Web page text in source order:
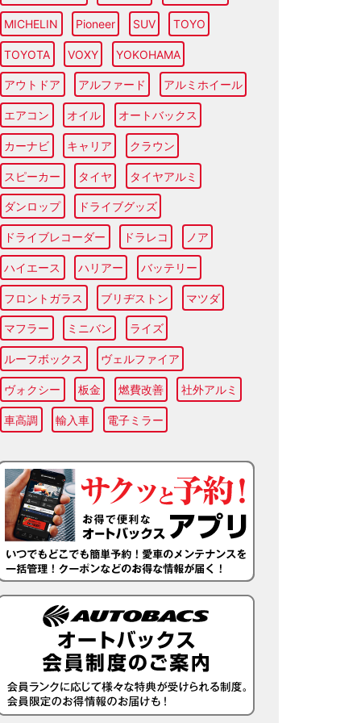
MICHELIN Pioneer SUV TOYO
TOYOTA VOXY YOKOHAMA
アウトドア アルファード アルミホイール
エアコン オイル オートバックス
カーナビ キャリア クラウン
スピーカー タイヤ タイヤアルミ
ダンロップ ドライブグッズ
ドライブレコーダー ドラレコ ノア
ハイエース ハリアー バッテリー
フロントガラス ブリヂストン マツダ
マフラー ミニバン ライズ
ルーフボックス ヴェルファイア
ヴォクシー 板金 燃費改善 社外アルミ
車高調 輸入車 電子ミラー